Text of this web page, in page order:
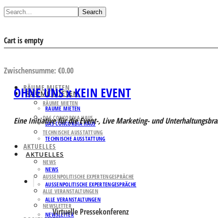
Search
Cart is empty
Zwischensumme:€0.00
RÄUME MIETEN
RÄUME MIETEN
DAS CONCORDIA HAUS
TECHNISCHE AUSSTATTUNG
AKTUELLES
NEWS
AUSSENPOLITISCHE EXPERTENGESPRÄCHE
ALLE VERANSTALTUNGEN
NEWSLETTER
RÄUME MIETEN
RÄUME MIETEN
DAS CONCORDIA HAUS
TECHNISCHE AUSSTATTUNG
AKTUELLES
NEWS
AUSSENPOLITISCHE EXPERTENGESPRÄCHE
ALLE VERANSTALTUNGEN
NEWSLETTER
OHNE UNS x KEIN EVENT
Eine Initiative für die Event-, Live Marketing- und
Virtuelle Pressekonferenz